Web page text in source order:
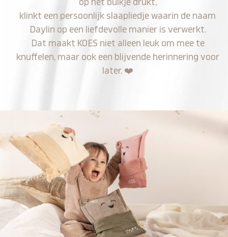
op het buikje drukt,
klinkt een persoonlijk slaapliedje waarin de naam
Daylin op een liefdevolle manier is verwerkt.
Dat maakt KOES niet alleen leuk om mee te
knuffelen, maar ook een blijvende herinnering voor
later. ❤️